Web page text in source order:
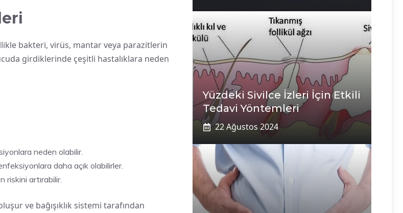
bakteri, virüs, mantar veya parazitlerin
girdiklerinde çeşitli hastalıklara neden
neden olabilir.
daha açık olabilirler.
riskini artırabilir.
ve bağışıklık sistemi tarafından
Yüzdeki Sivilce İzleri İçin Etkili
Tedavi Yöntemleri
22 Ağustos 2024